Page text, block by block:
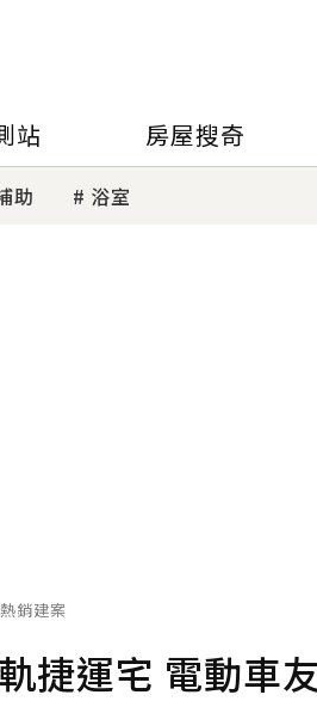
站 房屋搜奇
助 浴室
銷建案
捷運宅 電動車